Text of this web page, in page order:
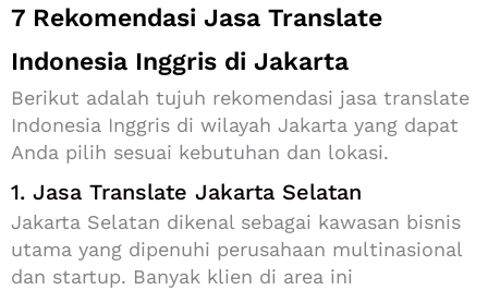
7 Rekomendasi Jasa Translate
Indonesia Inggris di Jakarta
Berikut adalah tujuh rekomendasi jasa translate
Indonesia Inggris di wilayah Jakarta yang dapat
Anda pilih sesuai kebutuhan dan lokasi.
1. Jasa Translate Jakarta Selatan
Jakarta Selatan dikenal sebagai kawasan bisnis
utama yang dipenuhi perusahaan multinasional
dan startup. Banyak klien di area ini